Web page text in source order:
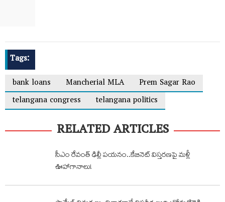
Tags:
bank loans
Mancherial MLA
Prem Sagar Rao
telangana congress
telangana politics
RELATED ARTICLES
సీఎం రేవంత్ ఢిల్లీ పయనం..కేబినెట్ విస్తరణపై మళ్లీ
ఊహాగానాలు!